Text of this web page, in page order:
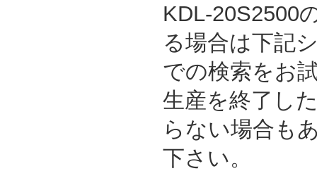
KDL-20S2500
る場合は下記
での検索をお
生産を終了し
らない場合も
下さい。